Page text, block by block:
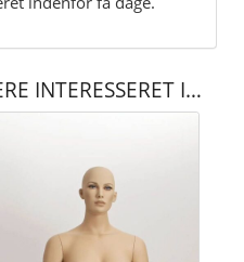
INTERESSERET I…